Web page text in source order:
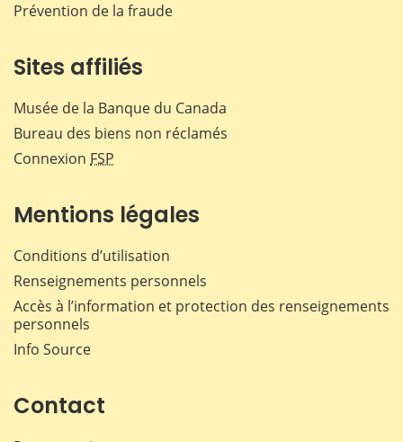
Prévention de la fraude
Sites affiliés
Musée de la Banque du Canada
Bureau des biens non réclamés
Connexion FSP
Mentions légales
Conditions d’utilisation
Renseignements personnels
Accès à l’information et protection des renseignements
personnels
Info Source
Contact